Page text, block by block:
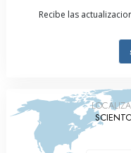
Recibe las